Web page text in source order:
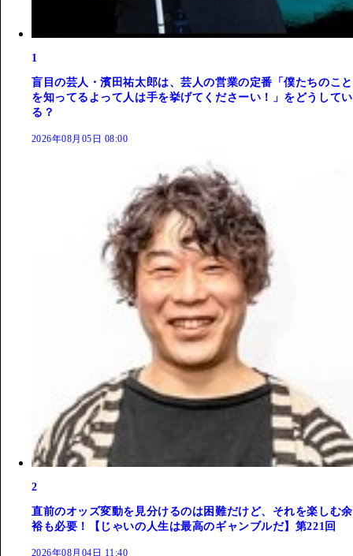
1
盲目の芸人・濱田祐太郎は、芸人の営業の定番「僕たちのこと
を知ってるよって人は手を挙げてくださーい！」をどうしてい
る？
2026年08月05日 08:00
2
直前のオッズ変動を見分けるのは困難だけど、それを楽しむ余
裕も必要！【じゃいの人生は最高のギャンブルだ】第221回
2026年08月04日 11:40